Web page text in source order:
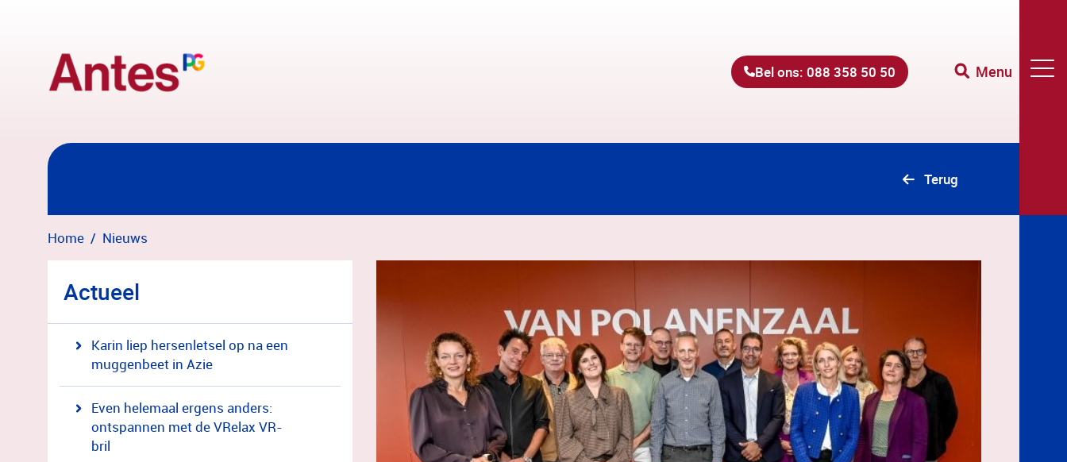
Bel ons: 088 358 50 50 Menu
Terug
Home Nieuws
Actueel
Karin liep hersenletsel op na een
muggenbeet in Azie
Even helemaal ergens anders:
ontspannen met de VRelax VR-
bril